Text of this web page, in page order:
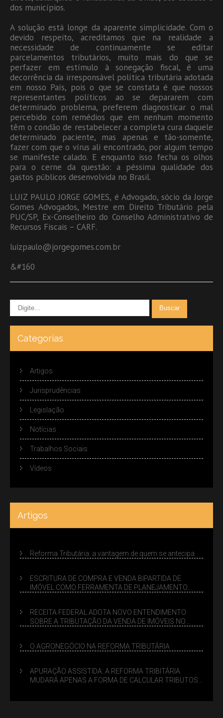
dos municípios.
A solução está longe da aparente simplicidade. Com o
devido respeito, acreditamos que na realidade a
necessidade de continuamente se editar
parcelamentos tributários, muito mais do que se
perfazer em estímulo à sonegação fiscal, é uma
decorrência da irresponsável política tributária adotada
em nosso País, pois o que se constata é que nossos
representantes políticos ao se depararem com
determinado problema, preferem diagnosticar o mal
percebido com remédios que em nenhum momento
têm o condão de restabelecer a completa cura daquele
determinado paciente, mas apenas e tão-somente,
fazer com que o vírus ali encontrado, por algum tempo
se manifeste calado. E enquanto isso fecha os olhos
para o cerne da questão: a péssima qualidade dos
gastos públicos desenvolvida no Brasil.
LUIZ PAULO JORGE GOMES, é Advogado, sócio da Jorge
Gomes Advogados, Mestre em Direito Tributário pela
PUC/SP, Ex-Conselheiro do Conselho Administrativo de
Recursos Fiscais – CARF.
luizpaulo@jorgegomes.com.br
&#160
Categorias
Artigos
Jurisprudências
Legislação
Notícias
Trabalhos Sociais
Vídeos
Artigos
Reforma Tributária: a vantagem de quem se antecipa
ESCRITURA DE COMPRA E VENDA BIPARTIDA DE
IMÓVEL COMO FERRAMENTA DE PLANEJAMENTO
RECEITA FEDERAL ADOTA NOVO ENTENDIMENTO
SOBRE A TRIBUTAÇÃO DA VENDA DE IMÓVEIS NO
O AGRONEGÓCIO NA REFORMA TRIBUTÁRIA
APURAÇÃO ASSISTIDA: A REFORMA TRIBITÁRIA
MUDARÁ APENAS A FORMA DE CALCULAR TRIBUTOS